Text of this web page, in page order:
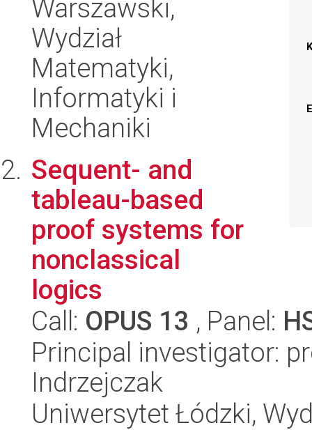
Warszawski,
Wydział
Matematyki,
Informatyki i
Mechaniki
Sequent- and
tableau-based
proof systems for
nonclassical
logics
Call: OPUS 13 , Panel:
Principal investigator:
Indrzejczak
Uniwersytet Łódzki,